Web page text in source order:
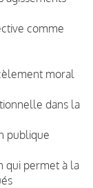
comme
moral
dans la
publique
qui permet à la